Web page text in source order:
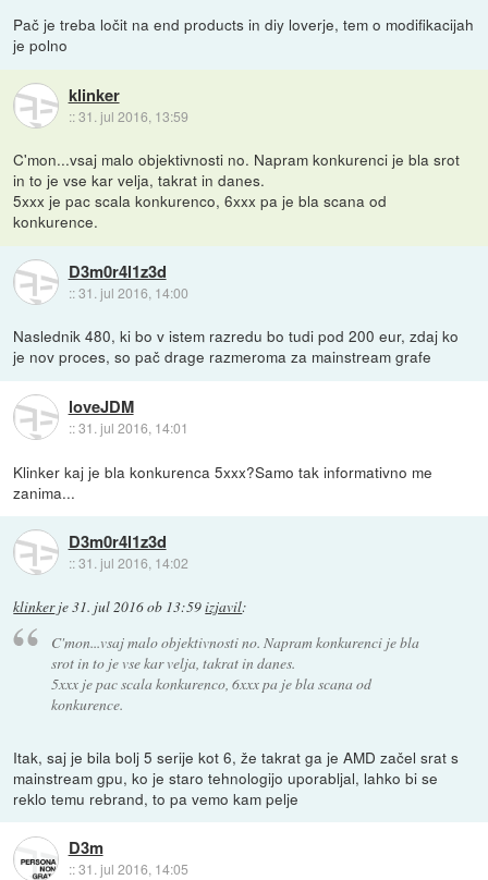
Pač je treba ločit na end products in diy loverje, tem o modifikacijah
je polno
klinker
::31. jul 2016, 13:59
C'mon...vsaj malo objektivnosti no. Napram konkurenci je bla srot
in to je vse kar velja, takrat in danes.
5xxx je pac scala konkurenco, 6xxx pa je bla scana od
konkurence.
D3m0r4l1z3d
::31. jul 2016, 14:00
Naslednik 480, ki bo v istem razredu bo tudi pod 200 eur, zdaj ko
je nov proces, so pač drage razmeroma za mainstream grafe
loveJDM
::31. jul 2016, 14:01
Klinker kaj je bla konkurenca 5xxx?Samo tak informativno me
zanima...
D3m0r4l1z3d
::31. jul 2016, 14:02
klinkerje31. jul 2016 ob 13:59izjavil:
C'mon...vsaj malo objektivnosti no. Napram konkurenci je bla
srot in to je vse kar velja, takrat in danes.
5xxx je pac scala konkurenco, 6xxx pa je bla scana od
konkurence.
Itak, saj je bila bolj 5 serije kot 6, že takrat ga je AMD začel srat s
mainstream gpu, ko je staro tehnologijo uporabljal, lahko bi se
reklo temu rebrand, to pa vemo kam pelje
D3m
::31. jul 2016, 14:05